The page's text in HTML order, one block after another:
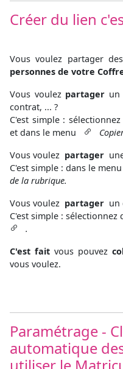
Créer du lien
Vous voulez partager
personnes de votre
Vous voulez partager un
contrat, ... ?
C'est simple :
et dans le menu
Vous voulez partager
C'est simple : dans le
de la rubrique.
Vous voulez partager un
C'est simple :
.
C'est fait vous pouvez
vous voulez.
Paramétrage -
automatique
utiliser le